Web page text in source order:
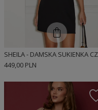
449,00 PLN